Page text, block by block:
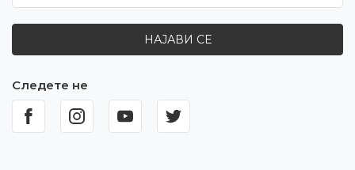
НАЈАВИ СЕ
Следете не